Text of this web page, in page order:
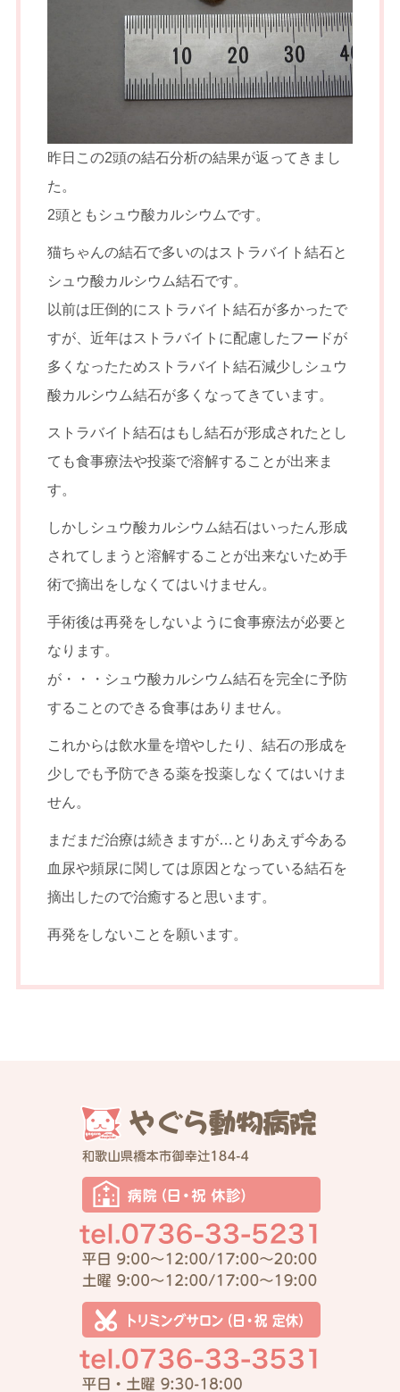
昨日この2頭の結石分析の結果が返ってきまし
た。
2頭ともシュウ酸カルシウムです。
猫ちゃんの結石で多いのはストラバイト結石と
シュウ酸カルシウム結石です。
以前は圧倒的にストラバイト結石が多かったで
すが、近年はストラバイトに配慮したフードが
多くなったためストラバイト結石減少しシュウ
酸カルシウム結石が多くなってきています。
ストラバイト結石はもし結石が形成されたとし
ても食事療法や投薬で溶解することが出来ま
す。
しかしシュウ酸カルシウム結石はいったん形成
されてしまうと溶解することが出来ないため手
術で摘出をしなくてはいけません。
手術後は再発をしないように食事療法が必要と
なります。
が・・・シュウ酸カルシウム結石を完全に予防
することのできる食事はありません。
これからは飲水量を増やしたり、結石の形成を
少しでも予防できる薬を投薬しなくてはいけま
せん。
まだまだ治療は続きますが…とりあえず今ある
血尿や頻尿に関しては原因となっている結石を
摘出したので治癒すると思います。
再発をしないことを願います。